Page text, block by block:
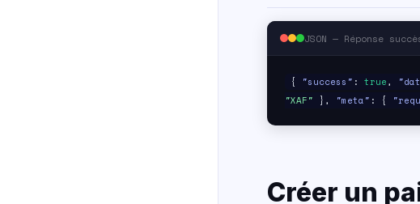
JSON — Réponse
{ "success" : true,
"XAF" }, "meta" : {
Créer un